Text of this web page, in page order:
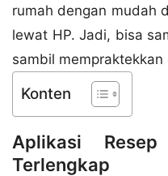
rumah dengan mudah
lewat HP. Jadi, bisa
sambil mempraktekkan
Konten
Aplikasi
Terlengkap